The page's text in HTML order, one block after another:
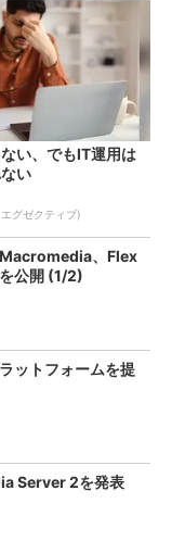
い、でもIT運用は
い
グゼクティブ)
、Flex
公開 (1/2)
ットフォームを提
Server 2を発表